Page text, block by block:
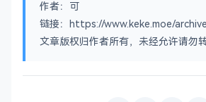
作者：可
链接：https://www.keke.moe/
文章版权归作者所有，未经允许请勿转